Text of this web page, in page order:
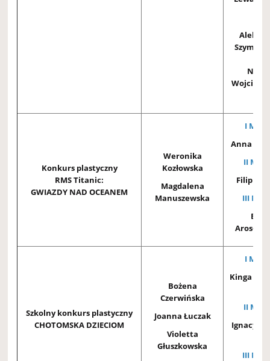
Konkurs plastyczny
RMS Titanic:
GWIAZDY NAD OCEANEM
Weronika
Kozłowska
Magdalena
Manuszewska
I
Anna
II
Filip
III
Szkolny konkurs plastyczny
CHOTOMSKA DZIECIOM
Bożena
Czerwińska
Joanna Łuczak
Violetta
Głuszkowska
I
Kinga
II
Ignacy
III